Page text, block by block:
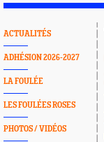
ACTUALITÉS
ADHÉSION 2026-2027
LA FOULÉE
LES FOULÉES ROSES
PHOTOS / VIDÉOS